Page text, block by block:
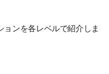
ンを各レベルで紹介しま